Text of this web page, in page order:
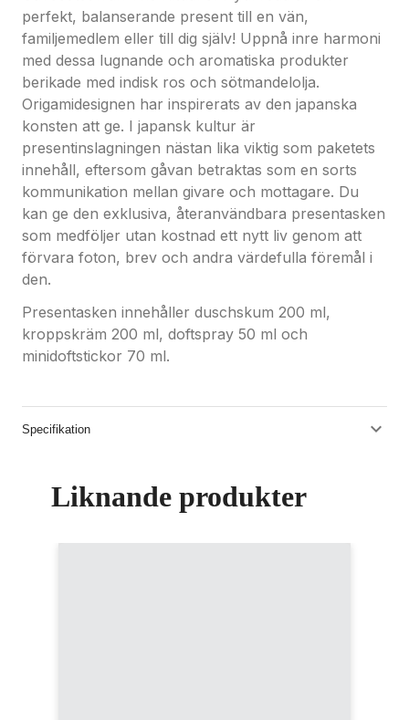
perfekt, balanserande present till en vän,
familjemedlem eller till dig själv! Uppnå inre harmoni
med dessa lugnande och aromatiska produkter
berikade med indisk ros och sötmandelolja.
Origamidesignen har inspirerats av den japanska
konsten att ge. I japansk kultur är
presentinslagningen nästan lika viktig som paketets
innehåll, eftersom gåvan betraktas som en sorts
kommunikation mellan givare och mottagare. Du
kan ge den exklusiva, återanvändbara presentasken
som medföljer utan kostnad ett nytt liv genom att
förvara foton, brev och andra värdefulla föremål i
den.
Presentasken innehåller duschskum 200 ml,
kroppskräm 200 ml, doftspray 50 ml och
minidoftstickor 70 ml.
Specifikation
Liknande produkter